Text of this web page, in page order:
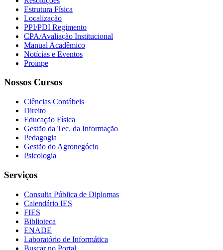
Estrutura Física
Localização
PPI/PDI Regimento
CPA/Avaliação Institucional
Manual Acadêmico
Notícias e Eventos
Proinpe
Nossos Cursos
Ciências Contábeis
Direito
Educação Física
Gestão da Tec. da Informação
Pedagogia
Gestão do Agronegócio
Psicologia
Serviços
Consulta Pública de Diplomas
Calendário IES
FIES
Biblioteca
ENADE
Laboratório de Informática
Buscar no Portal